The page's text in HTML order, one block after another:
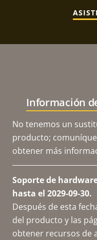
Información
No tenemos un
producto;
obtener más
Soporte de
hasta el 2029-09-30.
Después de esta
del producto y las
obtener recursos de